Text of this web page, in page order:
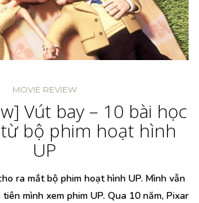
MOVIE REVIEW
Vút bay – 10 bài học
bộ phim hoạt hình
UP
ra mắt bộ phim hoạt hình UP. Mình vẫn
mình xem phim UP. Qua 10 năm, Pixar